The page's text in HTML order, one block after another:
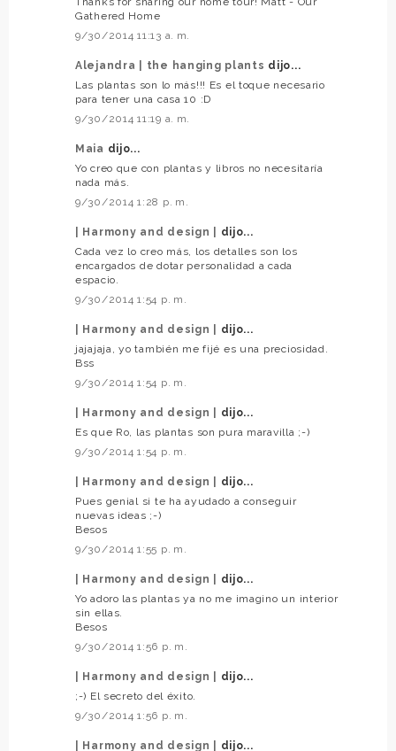
Gathered Home
9/30/2014 11:13 a. m.
Alejandra | the hanging plants dijo...
Las plantas son lo más!!! Es el toque necesario
para tener una casa 10 :D
9/30/2014 11:19 a. m.
Maia dijo...
Yo creo que con plantas y libros no necesitaría
nada más.
9/30/2014 1:28 p. m.
| Harmony and design |
dijo...
Cada vez lo creo más, los detalles son los
encargados de dotar personalidad a cada
espacio.
9/30/2014 1:54 p. m.
| Harmony and design |
dijo...
jajajaja, yo también me fijé es una preciosidad.
Bss
9/30/2014 1:54 p. m.
| Harmony and design |
dijo...
Es que Ro, las plantas son pura maravilla ;-)
9/30/2014 1:54 p. m.
| Harmony and design |
dijo...
Pues genial si te ha ayudado a conseguir
nuevas ideas ;-)
Besos
9/30/2014 1:55 p. m.
| Harmony and design |
dijo...
Yo adoro las plantas ya no me imagino un interior
sin ellas.
Besos
9/30/2014 1:56 p. m.
| Harmony and design |
dijo...
;-) El secreto del éxito.
9/30/2014 1:56 p. m.
| Harmony and design | dijo...